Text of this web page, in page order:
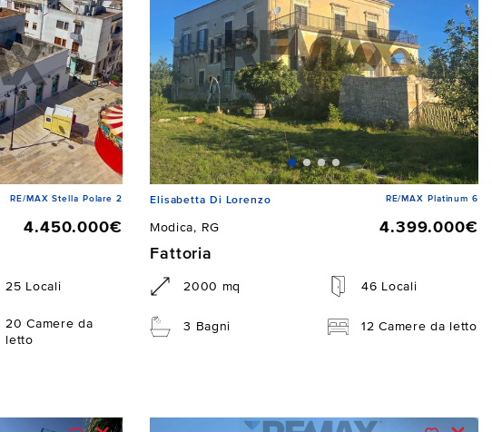
RE/MAX Stella Polare 2
4.450.000€
25 Locali
20 Camere da
letto
Elisabetta Di Lorenzo RE/MAX Platinum 6
Modica, RG
4.399.000€
Fattoria
2000 mq 46 Locali
3 Bagni 12 Camere da letto